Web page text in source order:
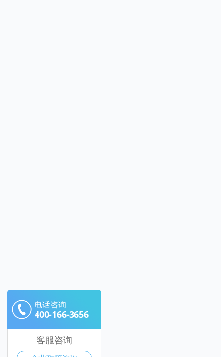
电话咨询
400-166-3656
客服咨询